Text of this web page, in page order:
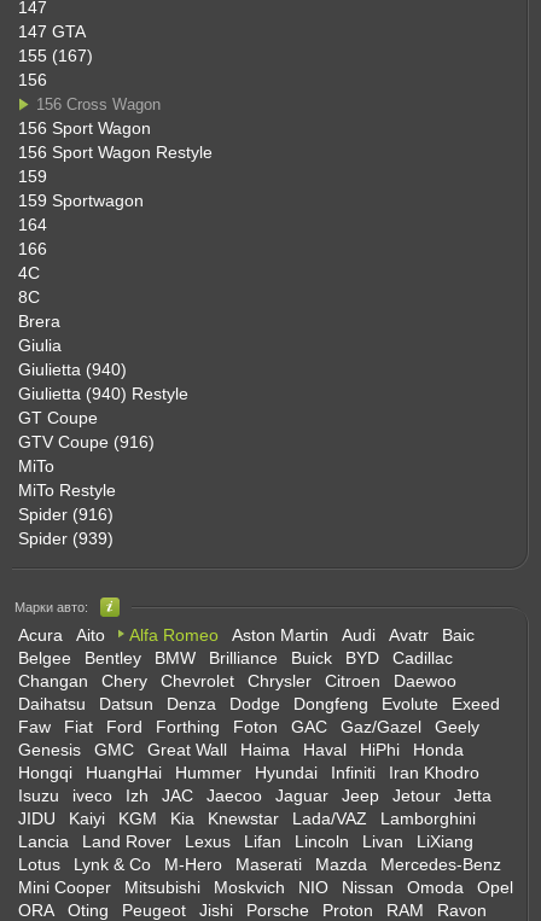
147
147 GTA
155 (167)
156
156 Cross Wagon
156 Sport Wagon
156 Sport Wagon Restyle
159
159 Sportwagon
164
166
4C
8C
Brera
Giulia
Giulietta (940)
Giulietta (940) Restyle
GT Coupe
GTV Coupe (916)
MiTo
MiTo Restyle
Spider (916)
Spider (939)
Марки авто:
Acura Aito Alfa Romeo Aston Martin Audi Avatr
Baic
Belgee
Bentley BMW Brilliance Buick BYD
Cadillac
Changan
Chery Chevrolet Chrysler Citroen
Daewoo
Daihatsu
Datsun Denza Dodge Dongfeng Evolute
Exeed
Faw
Fiat Ford Forthing Foton GAC Gaz/Gazel
Geely
Genesis
GMC Great Wall Haima Haval HiPhi
Honda
Hongqi
HuangHai Hummer Hyundai Infiniti
Iran Khodro
Isuzu
iveco Izh JAC Jaecoo Jaguar Jeep Jetour
Jetta
JIDU
Kaiyi KGM Kia Knewstar Lada/VAZ
Lamborghini
Lancia
Land Rover Lexus Lifan Lincoln Livan
LiXiang
Lotus
Lynk & Co M-Hero Maserati Mazda
Mercedes-Benz
Mini Cooper
Mitsubishi Moskvich NIO Nissan Omoda
Opel
ORA
Oting Peugeot Jishi Porsche Proton RAM
Ravon